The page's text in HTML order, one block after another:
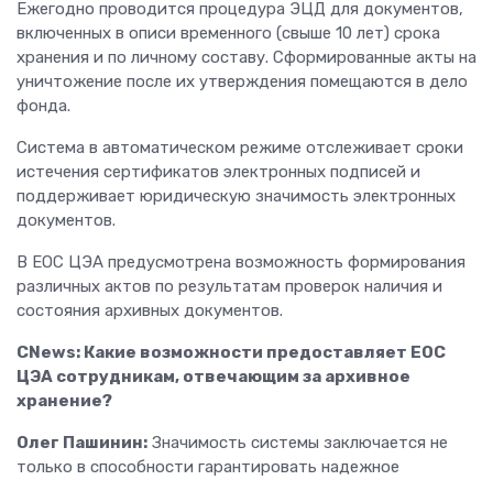
Ежегодно проводится процедура ЭЦД для документов,
включенных в описи временного (свыше 10 лет) срока
хранения и по личному составу. Сформированные акты на
уничтожение после их утверждения помещаются в дело
фонда.
Система в автоматическом режиме отслеживает сроки
истечения сертификатов электронных подписей и
поддерживает юридическую значимость электронных
документов.
В ЕОС ЦЭА предусмотрена возможность формирования
различных актов по результатам проверок наличия и
состояния архивных документов.
CNews: Какие возможности предоставляет ЕОС
ЦЭА сотрудникам, отвечающим за архивное
хранение?
Олег Пашинин: Значимость системы заключается не
только в способности гарантировать надежное